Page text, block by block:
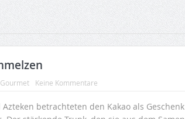
Gourmet Keine Kommentare
Azteken betrachteten den Kakao als Geschenk